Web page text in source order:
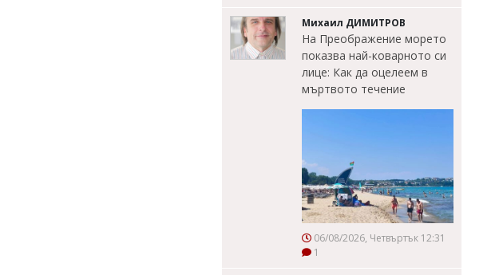
Михаил ДИМИТРОВ
На Преображение морето
показва най-коварното си
лице: Как да оцелеем в
мъртвото течение
06/08/2026, Четвъртък 12:31
1